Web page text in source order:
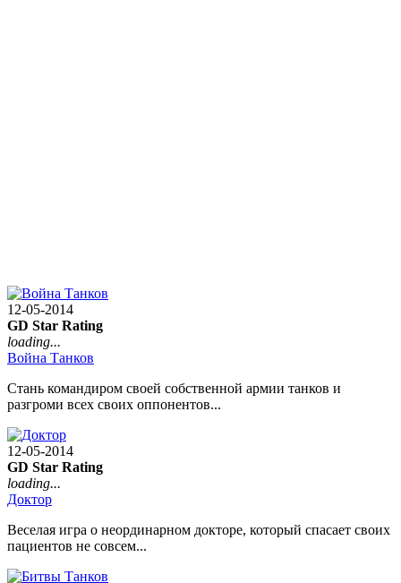
12-05-2014
GD Star Rating
loading...
Война Танков
Стань командиром своей собственной армии танков и
разгроми всех своих оппонентов...
12-05-2014
GD Star Rating
loading...
Доктор
Веселая игра о неординарном докторе, который спасает своих
пациентов не совсем...